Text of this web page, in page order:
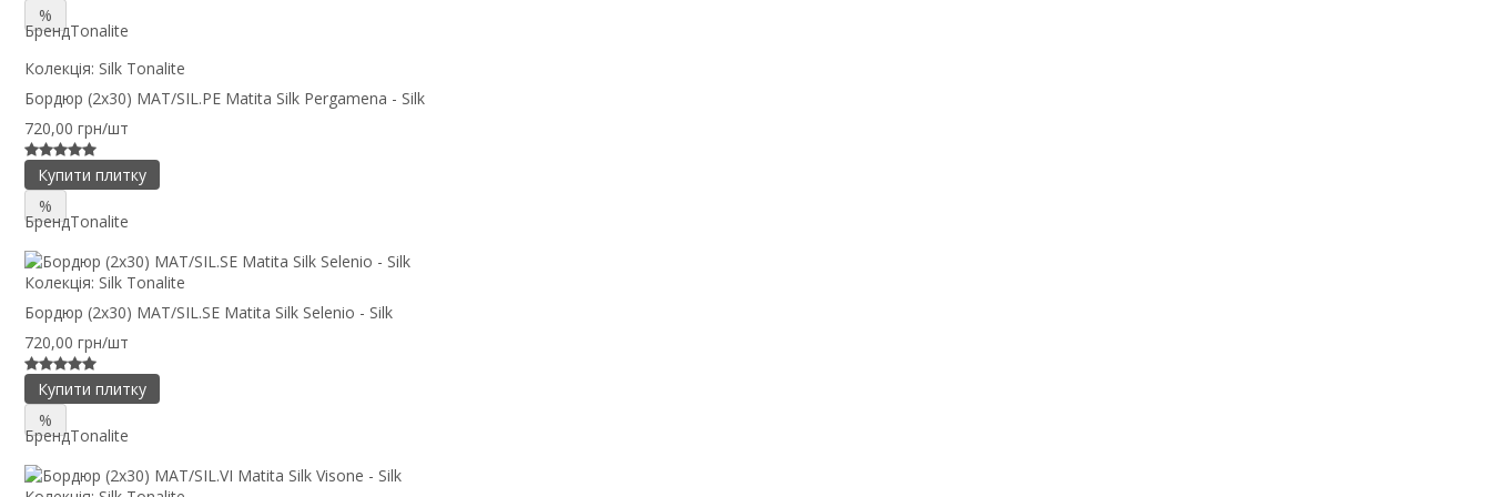
%
БрендTonalite
Колекція: Silk Tonalite
Бордюр (2x30) MAT/SIL.PE Matita Silk Pergamena - Silk
720,00 грн/шт
Купити плитку
%
БрендTonalite
Колекція: Silk Tonalite
Бордюр (2x30) MAT/SIL.SE Matita Silk Selenio - Silk
720,00 грн/шт
Купити плитку
%
БрендTonalite